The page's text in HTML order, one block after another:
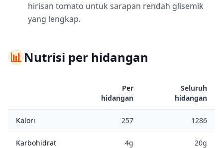
hirisan tomato untuk sarapan rendah glisemik
yang lengkap.
📊Nutrisi per hidangan
Per
hidangan
Seluruh
hidangan
Kalori 257 1286
Karbohidrat 4g 20g